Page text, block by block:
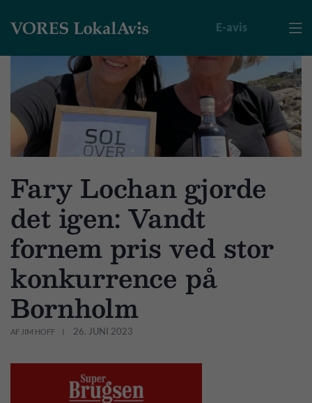

E-avis
Fary Lochan gjorde
det igen: Vandt
fornem pris ved stor
konkurrence på
Bornholm
AF JIM HOFF 26. JUNI 2023